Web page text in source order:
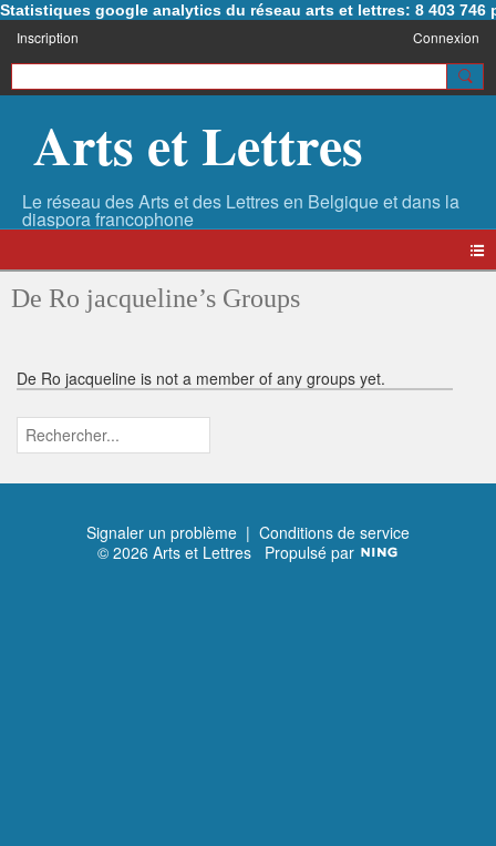
Statistiques google analytics du réseau arts et lettres: 8 403 746
Inscription Connexion
Arts et Lettres
De Ro jacqueline’s Groups
De Ro jacqueline is not a member of any groups yet.
Signaler un problème | Conditions de service
© 2026 Arts et Lettres Propulsé par